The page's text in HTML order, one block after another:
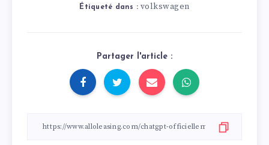
Étiqueté dans : volkswagen
Partager l'article :